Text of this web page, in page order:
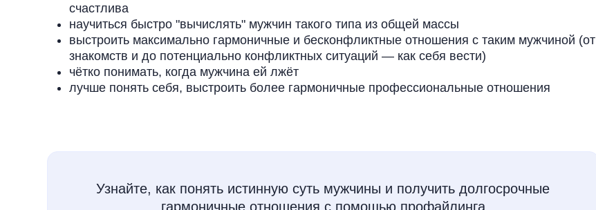
счастлива
научиться быстро "вычислять" мужчин такого типа из общей массы
выстроить максимально гармоничные и бесконфликтные отношения с таким мужчиной (от
знакомств и до потенциально конфликтных ситуаций — как себя вести)
чётко понимать, когда мужчина ей лжёт
лучше понять себя, выстроить более гармоничные профессиональные отношения
Узнайте, как понять истинную суть мужчины и получить долгосрочные
гармоничные отношения с помощью профайлинга